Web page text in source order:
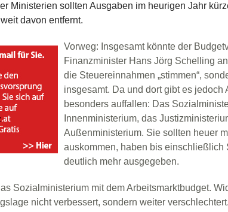
Ministerien sollten Ausgaben im heurigen Jahr
davon entfernt.
Vorweg: Insgesamt könnte der
Finanzminister Hans Jörg Schelling
die Steuereinnahmen „stimmen“,
insgesamt. Da und dort gibt es jedoch
besonders auffallen: Das
Innenministerium, das
Außenministerium. Sie sollten heuer
auskommen, haben bis einschließlich
deutlich mehr ausgegeben.
Sozialministerium mit dem Arbeitsmarktbudget.
nicht verbessert, sondern weiter